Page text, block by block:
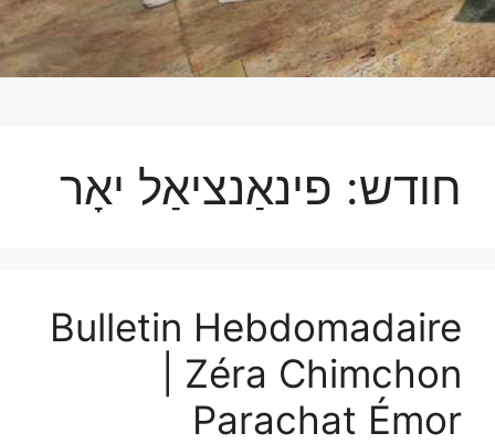
חודש: פינאַנציאַל יאָר
Bulletin Hebdomadaire
| Zéra Chimchon
Parachat Émor